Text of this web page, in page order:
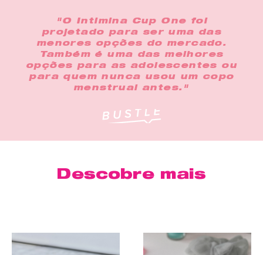
"O Intimina Cup One foi
projetado para ser uma das
menores opções do mercado.
Também é uma das melhores
opções para as adolescentes ou
para quem nunca usou um copo
menstrual antes."
Descobre mais